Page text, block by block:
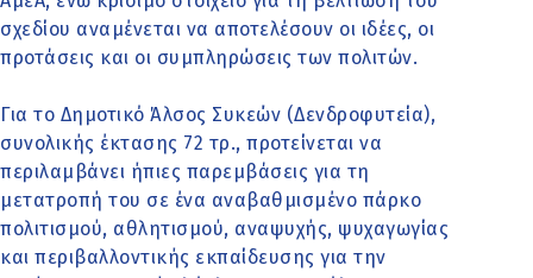
σχεδίου αναμένεται να αποτελέσουν οι ιδέες, οι
προτάσεις και οι συμπληρώσεις των πολιτών.
Για το Δημοτικό Άλσος Συκεών (Δενδροφυτεία),
συνολικής έκτασης 72 τρ., προτείνεται να
περιλαμβάνει ήπιες παρεμβάσεις για τη
μετατροπή του σε ένα αναβαθμισμένο πάρκο
πολιτισμού, αθλητισμού, αναψυχής, ψυχαγωγίας
και περιβαλλοντικής εκπαίδευσης για την